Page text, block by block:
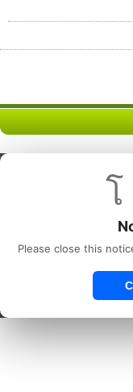
โ
Please close this